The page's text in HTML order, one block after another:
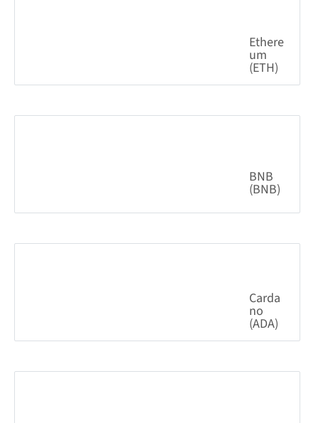
Ethere
um
(ETH)
1,908.58 0.46%
BNB
(BNB)
589.93 1.60%
Carda
no
(ADA)
0.201906 6.54%